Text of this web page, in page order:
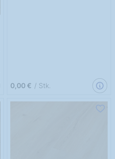
0,00 € / Stk.